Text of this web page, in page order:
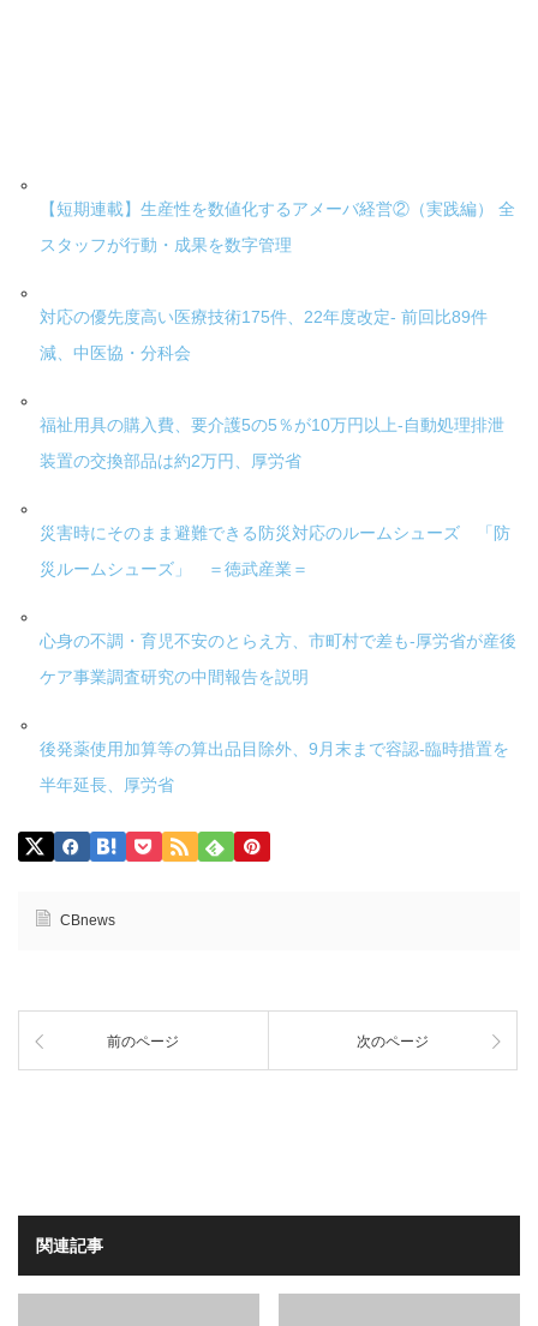
【短期連載】生産性を数値化するアメーバ経営②（実践編） 全
スタッフが行動・成果を数字管理
対応の優先度高い医療技術175件、22年度改定- 前回比89件
減、中医協・分科会
福祉用具の購入費、要介護5の5％が10万円以上-自動処理排泄
装置の交換部品は約2万円、厚労省
災害時にそのまま避難できる防災対応のルームシューズ 「防
災ルームシューズ」 ＝徳武産業＝
心身の不調・育児不安のとらえ方、市町村で差も-厚労省が産後
ケア事業調査研究の中間報告を説明
後発薬使用加算等の算出品目除外、9月末まで容認-臨時措置を
半年延長、厚労省
CBnews
前のページ 次のページ
関連記事